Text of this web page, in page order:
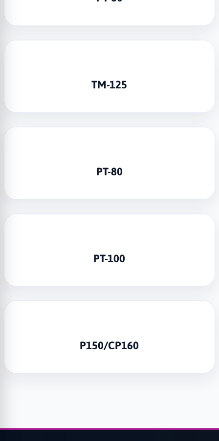
TM-125
PT-80
PT-100
P150/CP160